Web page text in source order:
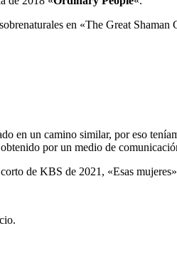
en «The Great
en un camino similar, por eso
por un medio de
de KBS de 2021, «Esas